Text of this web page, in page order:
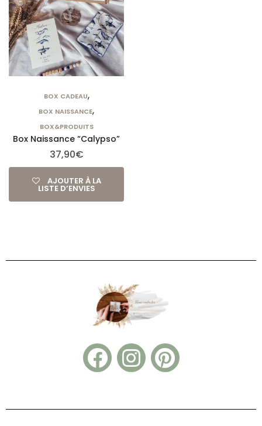
BOX CADEAU,
BOX NAISSANCE,
BOX&PRODUITS
Box Naissance “Calypso”
37,90€
AJOUTER À LA
LISTE D’ENVIES